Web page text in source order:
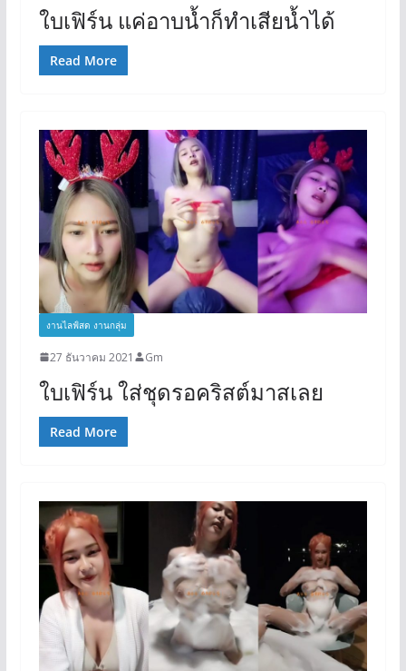
ใบเฟิร์น แค่อาบน้ำก็ทำเสียน้ำได้
Read More
งานไลฟ์สด งานกลุ่ม
27 ธันวาคม 2021 Gm
ใบเฟิร์น ใส่ชุดรอคริสต์มาสเลย
Read More